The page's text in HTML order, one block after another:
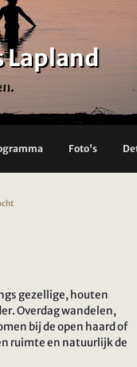
Lapland
Foto's
gezellige, houten
Overdag wandelen,
bij de open haard of
ruimte en natuurlijk de